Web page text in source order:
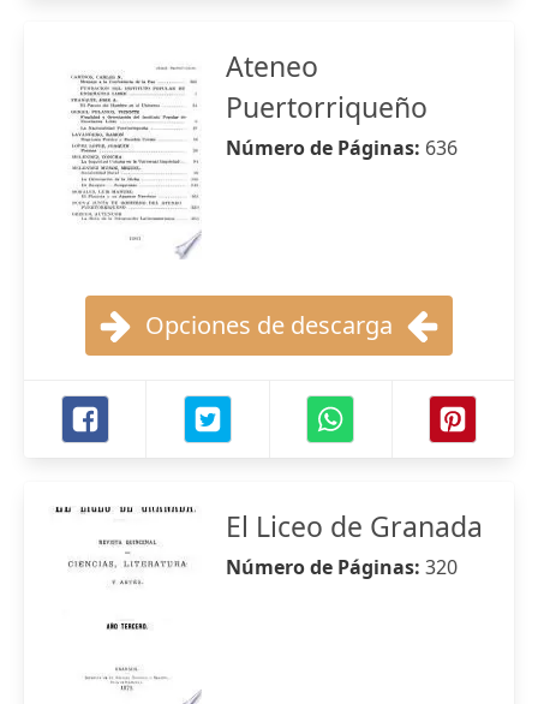
Ateneo
Puertorriqueño
Número de Páginas: 636
Opciones de descarga
El Liceo de Granada
Número de Páginas: 320